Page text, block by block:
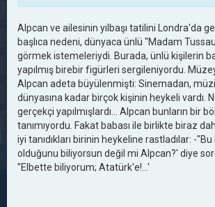
Alpcan ve ailesinin yılbaşı tatilini Londra'da
başlıca nedeni, dünyaca ünlü "Madam
görmek istemeleriydi. Burada, ünlü kişilerin
yapılmış birebir figürleri sergileniyordu.
Alpcan adeta büyülenmişti: Sinemadan,
dünyasına kadar birçok kişinin heykeli vardı.
gerçekçi yapılmışlardı… Alpcan bunların bir
tanımıyordu. Fakat babası ile birlikte biraz
iyi tanıdıkları birinin heykeline rastladılar: -
olduğunu biliyorsun değil mi Alpcan?' diye
"Elbette biliyorum; Atatürk'e!...'